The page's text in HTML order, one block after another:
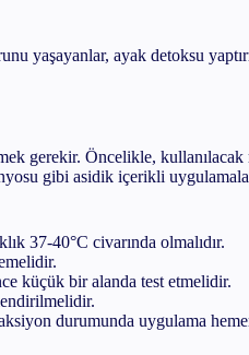
yaşayanlar, ayak detoksu
gerekir. Öncelikle,
gibi asidik içerikli
37-40°C civarında olmalıdır.
küçük bir alanda test etmelidir.
durumunda uygulama